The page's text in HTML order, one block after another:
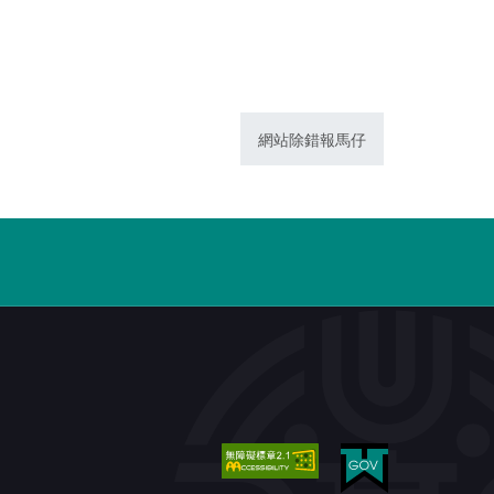
網站除錯報馬仔